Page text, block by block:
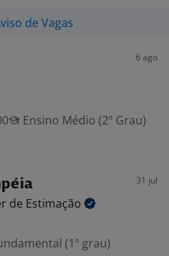
de Vagas
6 ago
Ensino Médio (2º Grau)
31 jul
de Estimação
(1º grau)